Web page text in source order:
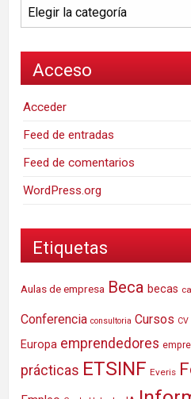
Categorías
Acceso
Acceder
Feed de entradas
Feed de comentarios
WordPress.org
Etiquetas
Aulas de empresa Beca becas
Conferencia consultoria Cursos CV
Europa emprendedores
prácticas ETSINF Everis